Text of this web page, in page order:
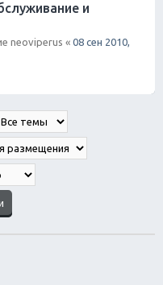
и
neoviperus « 08 сен 2010,